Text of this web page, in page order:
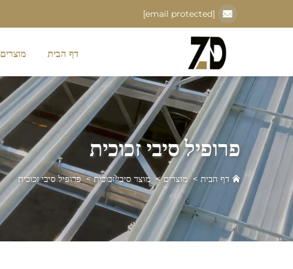
[email protected]
דף הבית מוצרים
פרופיל סיבי זכוכית
דף הבית >מוצרים> מוצר סיבי זכוכית>פרופיל סיבי זכוכית